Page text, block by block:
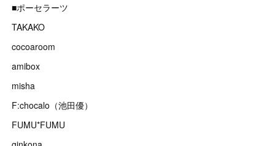
■ポーセラーツ
TAKAKO
cocoaroom
amibox
misha
F:chocalo（池田優）
FUMU*FUMU